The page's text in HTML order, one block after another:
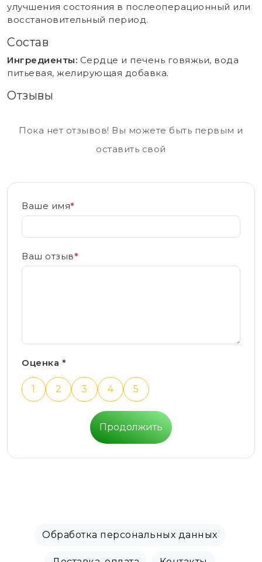
улучшения состояния в послеоперационный или
восстановительный период.
Состав
Ингредиенты: Сердце и печень говяжьи, вода
питьевая, желирующая добавка.
Отзывы
Пока нет отзывов! Вы можете быть первым и
оставить свой
Ваше имя*
Ваш отзыв*
Оценка *
1 2 3 4 5
Продолжить
Обработка персональных данных